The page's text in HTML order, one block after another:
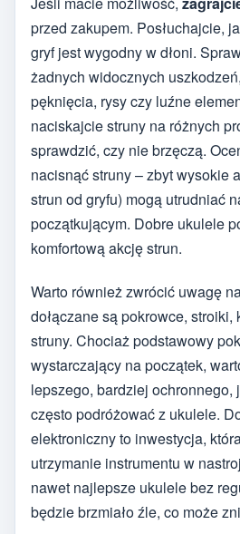
przed zakupem. Posłuchajcie,
gryf jest wygodny w dłoni.
żadnych widocznych
pęknięcia, rysy czy luźne
naciskajcie struny na różnych
sprawdzić, czy nie brzęczą.
nacisnąć struny – zbyt wysokie
strun od gryfu) mogą utrudniać
początkującym. Dobre ukulele
komfortową akcję strun.
Warto również zwrócić uwagę
dołączane są pokrowce,
struny. Chociaż podstawowy
wystarczający na początek,
lepszego, bardziej
często podróżować z ukulele.
elektroniczny to inwestycja,
utrzymanie instrumentu w
nawet najlepsze ukulele bez
będzie brzmiało źle, co może